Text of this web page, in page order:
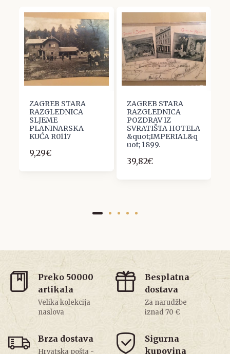
ZAGREB STARA
RAZGLEDNICA
SLJEME
PLANINARSKA
KUĆA R0117
9,29€
ZAGREB STARA
RAZGLEDNICA
POZDRAV IZ
SVRATIŠTA HOTELA
&quot;IMPERIAL&q
uot; 1899.
39,82€
Preko 50000
artikala
Velika kolekcija
naslova
Besplatna
dostava
Za narudžbe
iznad 70 €
Brza dostava
Hrvatska pošta -
Sigurna
kupovina